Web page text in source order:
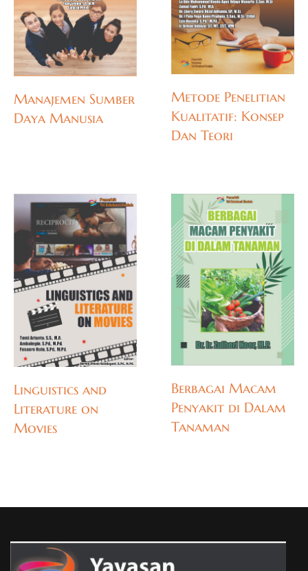
Manajemen Sumber
Daya Manusia
Metode Penelitian
Kualitatif: Konsep
Dan Teori
Linguistics and
Literature on
Movies
Berbagai Macam
Penyakit di Dalam
Tanaman